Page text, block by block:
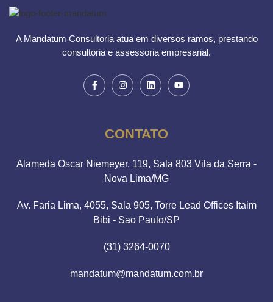
A Mandatum Consultoria atua em diversos ramos, prestando
consultoria e assessoria empresarial.
CONTATO
Alameda Oscar Niemeyer, 119, Sala 803 Vila da Serra -
Nova Lima/MG
Av. Faria Lima, 4055, Sala 905, Torre Lead Offices Itaim
Bibi - Sao Paulo/SP
(31) 3264-0070
mandatum@mandatum.com.br